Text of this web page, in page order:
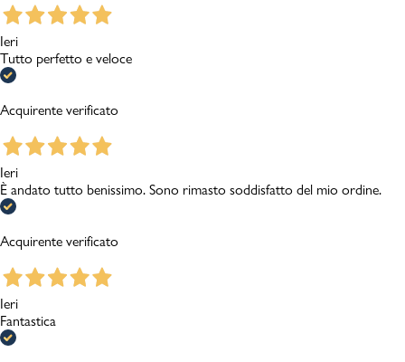
Ieri
Tutto perfetto e veloce
Acquirente verificato
Ieri
È andato tutto benissimo. Sono rimasto soddisfatto del mio ordine.
Acquirente verificato
Ieri
Fantastica